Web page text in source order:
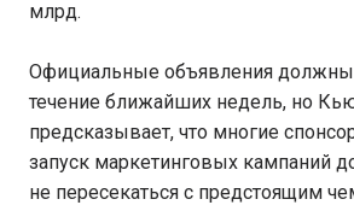
млрд.
Официальные объявления должны
течение ближайших недель, но
предсказывает, что многие
запуск маркетинговых кампаний
не пересекаться с предстоящим